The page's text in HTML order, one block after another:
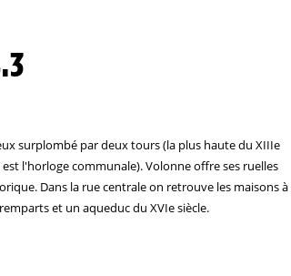
surplombé par deux tours (la plus haute du XIIIe
l'horloge communale). Volonne offre ses ruelles
Dans la rue centrale on retrouve les maisons à
et un aqueduc du XVIe siècle.